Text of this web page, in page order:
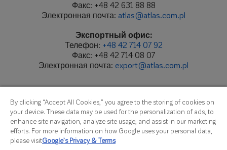
Факс: +48 42 631 88 88
Электронная почта: atlas@atlas.com.pl
Экспортный офис:
Телефон: +48 42 714 07 92
Факс: +48 42 714 08 07
Электронная почта: export@atlas.com.pl
By clicking “Accept All Cookies,” you agree to the storing of cookies on
your device. These data may be used for the personalization of ads, to
enhance site navigation, analyze site usage, and assist in our marketing
efforts. For more information on how Google uses your personal data,
please visitGoogle’s Privacy & Terms